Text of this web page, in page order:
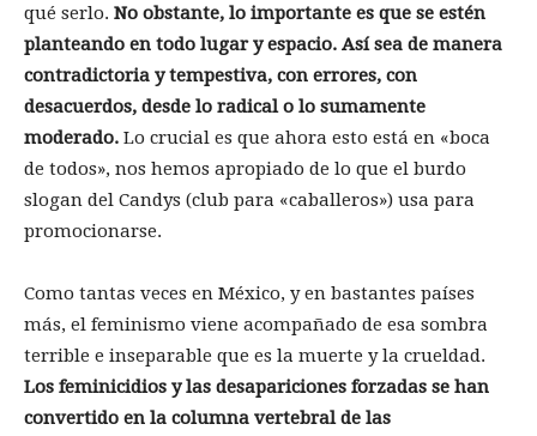
qué serlo. No obstante, lo importante es que se estén
planteando en todo lugar y espacio. Así sea de manera
contradictoria y tempestiva, con errores, con
desacuerdos, desde lo radical o lo sumamente
moderado. Lo crucial es que ahora esto está en «boca
de todos», nos hemos apropiado de lo que el burdo
slogan del Candys (club para «caballeros») usa para
promocionarse.
Como tantas veces en México, y en bastantes países
más, el feminismo viene acompañado de esa sombra
terrible e inseparable que es la muerte y la crueldad.
Los feminicidios y las desapariciones forzadas se han
convertido en la columna vertebral de las